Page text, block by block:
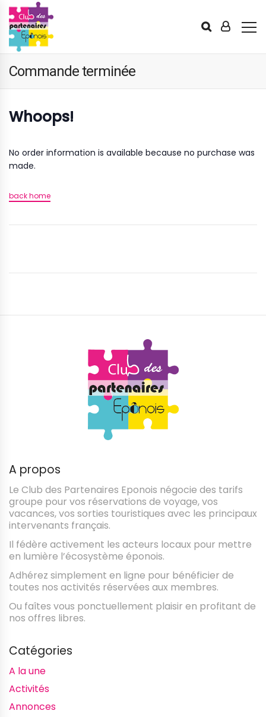
Commande terminée
Whoops!
No order information is available because no purchase was
made.
back home
A propos
Le Club des Partenaires Eponois négocie des tarifs
groupe pour vos réservations de voyage, vos
vacances, vos sorties touristiques avec les principaux
intervenants français.
Il fédère activement les acteurs locaux pour mettre
en lumière l’écosystème éponois.
Adhérez simplement en ligne pour bénéficier de
toutes nos activités réservées aux membres.
Ou faîtes vous ponctuellement plaisir en profitant de
nos offres libres.
Catégories
A la une
Activités
Annonces